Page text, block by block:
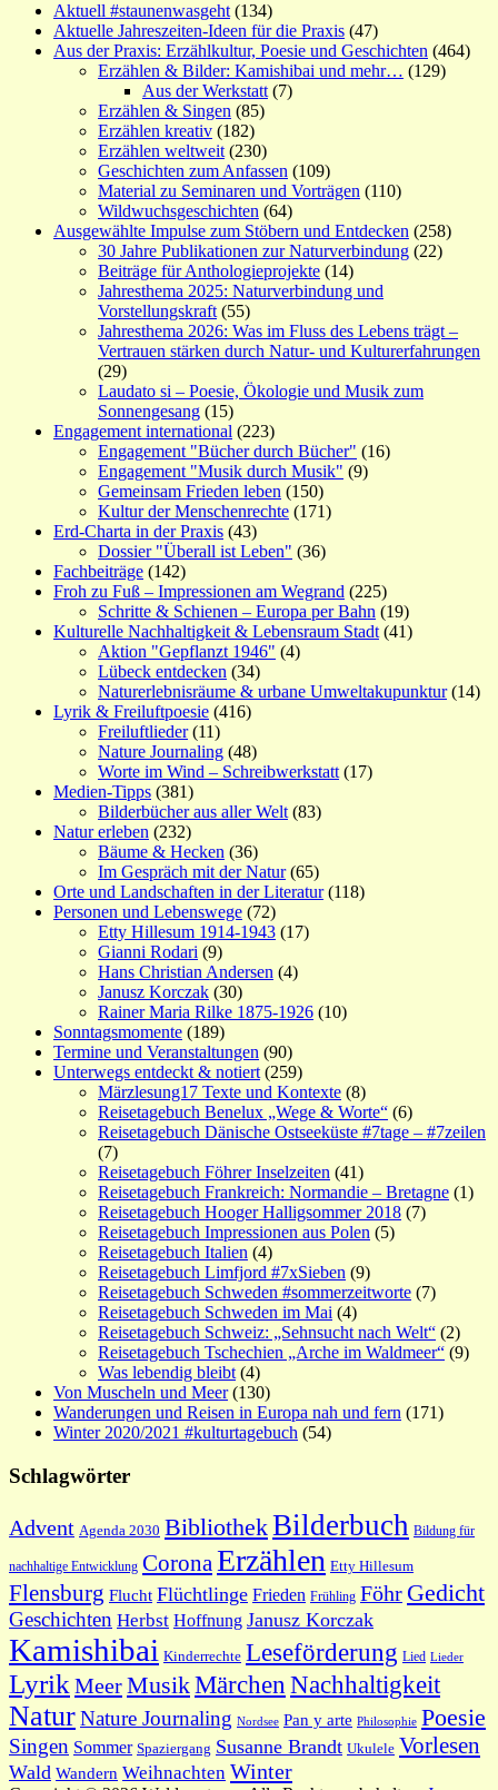
Aktuell #staunenwasgeht (134)
Aktuelle Jahreszeiten-Ideen für die Praxis (47)
Aus der Praxis: Erzählkultur, Poesie und Geschichten (464)
Erzählen & Bilder: Kamishibai und mehr… (129)
Aus der Werkstatt (7)
Erzählen & Singen (85)
Erzählen kreativ (182)
Erzählen weltweit (230)
Geschichten zum Anfassen (109)
Material zu Seminaren und Vorträgen (110)
Wildwuchsgeschichten (64)
Ausgewählte Impulse zum Stöbern und Entdecken (258)
30 Jahre Publikationen zur Naturverbindung (22)
Beiträge für Anthologieprojekte (14)
Jahresthema 2025: Naturverbindung und
Vorstellungskraft (55)
Jahresthema 2026: Was im Fluss des Lebens trägt –
Vertrauen stärken durch Natur- und Kulturerfahrungen
(29)
Laudato si – Poesie, Ökologie und Musik zum
Sonnengesang (15)
Engagement international (223)
Engagement "Bücher durch Bücher" (16)
Engagement "Musik durch Musik" (9)
Gemeinsam Frieden leben (150)
Kultur der Menschenrechte (171)
Erd-Charta in der Praxis (43)
Dossier "Überall ist Leben" (36)
Fachbeiträge (142)
Froh zu Fuß – Impressionen am Wegrand (225)
Schritte & Schienen – Europa per Bahn (19)
Kulturelle Nachhaltigkeit & Lebensraum Stadt (41)
Aktion "Gepflanzt 1946" (4)
Lübeck entdecken (34)
Naturerlebnisräume & urbane Umweltakupunktur(14)
Lyrik & Freiluftpoesie (416)
Freiluftlieder(11)
Nature Journaling (48)
Worte im Wind – Schreibwerkstatt (17)
Medien-Tipps (381)
Bilderbücher aus aller Welt (83)
Natur erleben (232)
Bäume & Hecken (36)
Im Gespräch mit der Natur(65)
Orte und Landschaften in der Literatur(118)
Personen und Lebenswege (72)
Etty Hillesum 1914-1943 (17)
Gianni Rodari (9)
Hans Christian Andersen (4)
Janusz Korczak (30)
Rainer Maria Rilke 1875-1926 (10)
Sonntagsmomente (189)
Termine und Veranstaltungen (90)
Unterwegs entdeckt & notiert (259)
Märzlesung17 Texte und Kontexte (8)
Reisetagebuch Benelux „Wege & Worte“ (6)
Reisetagebuch Dänische Ostseeküste #7tage – #7zeilen
(7)
Reisetagebuch Föhrer Inselzeiten (41)
Reisetagebuch Frankreich: Normandie – Bretagne (1)
Reisetagebuch Hooger Halligsommer 2018 (7)
Reisetagebuch Impressionen aus Polen (5)
Reisetagebuch Italien (4)
Reisetagebuch Limfjord #7xSieben (9)
Reisetagebuch Schweden #sommerzeitworte (7)
Reisetagebuch Schweden im Mai (4)
Reisetagebuch Schweiz: „Sehnsucht nach Welt“ (2)
Reisetagebuch Tschechien „Arche im Waldmeer“ (9)
Was lebendig bleibt (4)
Von Muscheln und Meer(130)
Wanderungen und Reisen in Europa nah und fern (171)
Winter 2020/2021 #kulturtagebuch (54)
Schlagwörter
Advent Agenda 2030 BibliothekBilderbuch Bildung für
nachhaltige Entwicklung CoronaErzählen Etty Hillesum
Flensburg Flucht Flüchtlinge Frieden Frühling Föhr Gedicht
Geschichten Herbst Hoffnung Janusz Korczak
Kamishibai Kinderrechte Leseförderung Lied Lieder
LyrikMeerMusikMärchen Nachhaltigkeit
NaturNature Journaling Nordsee Pan y arte Philosophie Poesie
Singen Sommer Spaziergang Susanne Brandt Ukulele Vorlesen
Wald Wandern Weihnachten Winter